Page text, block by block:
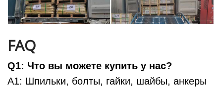
FAQ
Q1: Что вы можете купить у нас?
A1: Шпильки, болты, гайки, шайбы, анкеры